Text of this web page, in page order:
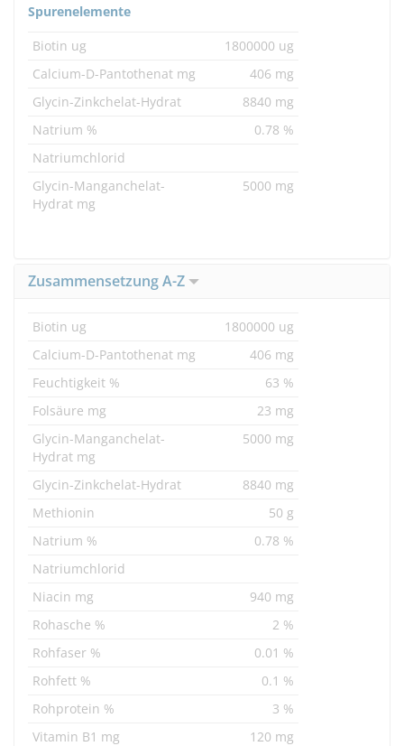
Spurenelemente
Biotin ug
1800000 ug
Calcium-D-Pantothenat mg
406 mg
Glycin-Zinkchelat-Hydrat
8840 mg
Natrium %
0.78 %
Natriumchlorid
Glycin-Manganchelat-
Hydrat mg
5000 mg
Zusammensetzung A-Z
Biotin ug
1800000 ug
Calcium-D-Pantothenat mg
406 mg
Feuchtigkeit %
63 %
Folsäure mg
23 mg
Glycin-Manganchelat-
Hydrat mg
5000 mg
Glycin-Zinkchelat-Hydrat
8840 mg
Methionin
50 g
Natrium %
0.78 %
Natriumchlorid
Niacin mg
940 mg
Rohasche %
2 %
Rohfaser %
0.01 %
Rohfett %
0.1 %
Rohprotein %
3 %
Vitamin B1 mg
120 mg